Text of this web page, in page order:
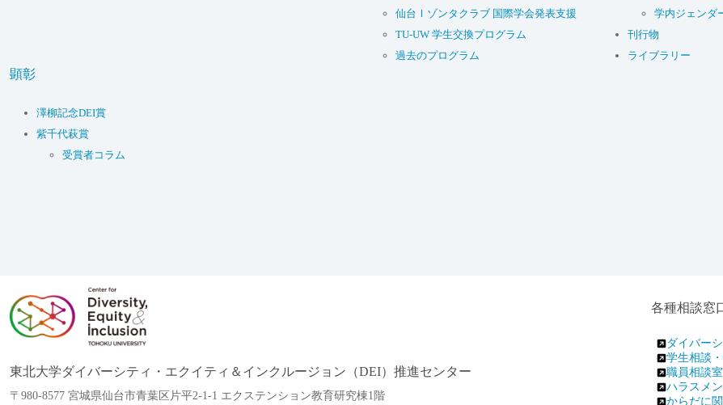
仙台Ｉゾンタクラブ 国際学会発表支援
TU-UW 学生交換プログラム
過去のプログラム
学内ジェンダ
刊行物
ライブラリー
顕彰
澤柳記念DEI賞
紫千代萩賞
受賞者コラム
東北大学ダイバーシティ・エクイティ＆インクルージョン（DEI）推進センター
〒980-8577 宮城県仙台市青葉区片平2-1-1 エクステンション教育研究棟1階
各種相談窓
ダイバー
学生相談
職員相談室
ハラスメ
からだに